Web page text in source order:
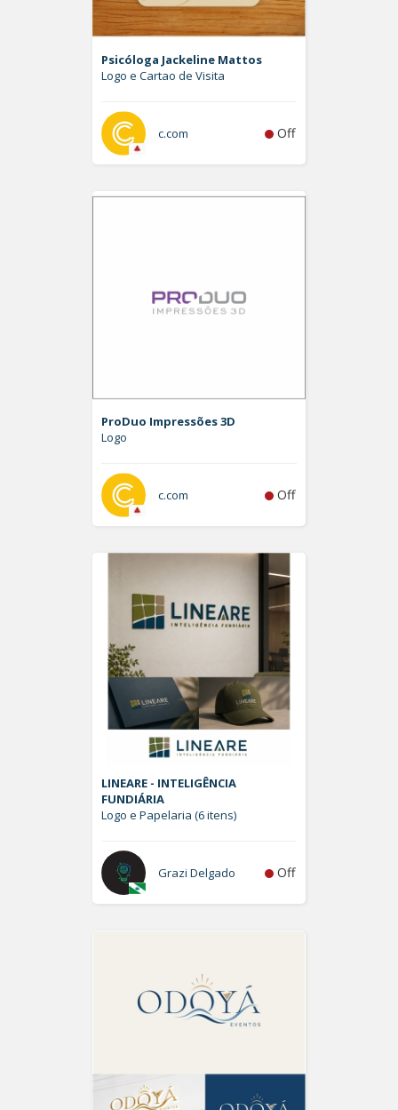
Psicóloga Jackeline Mattos
Logo e Cartao de Visita
c.com Off
ProDuo Impressões 3D
Logo
c.com Off
LINEARE - INTELIGÊNCIA
FUNDIÁRIA
Logo e Papelaria (6 itens)
Grazi Delgado Off